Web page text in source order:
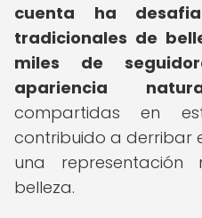
cuenta ha
tradicionales de
miles de
apariencia
compartidas en
contribuido a derribar
una
belleza.